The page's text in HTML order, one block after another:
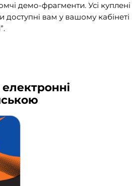
(1)
демо-фрагменти. Усі куплені
доступні вам у вашому кабінеті